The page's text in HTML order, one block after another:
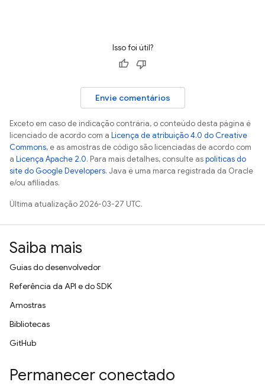
Isso foi útil?
Envie comentários
Exceto em caso de indicação contrária, o conteúdo desta página é
licenciado de acordo com a Licença de atribuição 4.0 do Creative
Commons, e as amostras de código são licenciadas de acordo com
a Licença Apache 2.0. Para mais detalhes, consulte aspolíticas do
site do Google Developers. Java é uma marca registrada da Oracle
e/ou afiliadas.
Última atualização 2026-03-27 UTC.
Saiba mais
Guias do desenvolvedor
Referência da API e do SDK
Amostras
Bibliotecas
GitHub
Permanecer conectado